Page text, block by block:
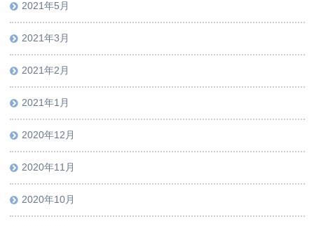
2021年5月
2021年3月
2021年2月
2021年1月
2020年12月
2020年11月
2020年10月